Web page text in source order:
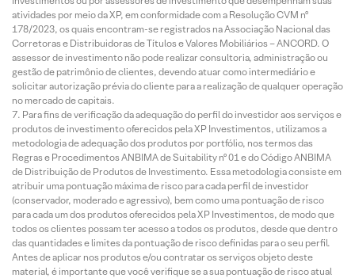
atividades por meio da XP, em conformidade com a Resolução CVM nº
178/2023, os quais encontram-se registrados na Associação Nacional das
Corretoras e Distribuidoras de Títulos e Valores Mobiliários – ANCORD. O
assessor de investimento não pode realizar consultoria, administração ou
gestão de patrimônio de clientes, devendo atuar como intermediário e
solicitar autorização prévia do cliente para a realização de qualquer operação
no mercado de capitais.
Para fins de verificação da adequação do perfil do investidor aos serviços e
produtos de investimento oferecidos pela XP Investimentos, utilizamos a
metodologia de adequação dos produtos por portfólio, nos termos das
Regras e Procedimentos ANBIMA de Suitability nº 01 e do Código ANBIMA
de Distribuição de Produtos de Investimento. Essa metodologia consiste em
atribuir uma pontuação máxima de risco para cada perfil de investidor
(conservador, moderado e agressivo), bem como uma pontuação de risco
para cada um dos produtos oferecidos pela XP Investimentos, de modo que
todos os clientes possam ter acesso a todos os produtos, desde que dentro
das quantidades e limites da pontuação de risco definidas para o seu perfil.
Antes de aplicar nos produtos e/ou contratar os serviços objeto deste
material, é importante que você verifique se a sua pontuação de risco atual